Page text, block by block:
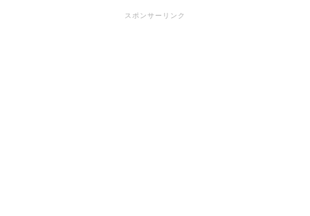
スポンサーリンク